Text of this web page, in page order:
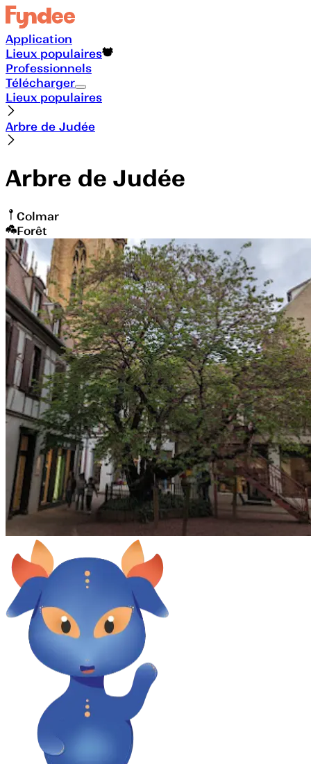
Application
Lieux populaires
Professionnels
Télécharger
Lieux populaires
Arbre de Judée
Arbre de Judée
Colmar
Forêt